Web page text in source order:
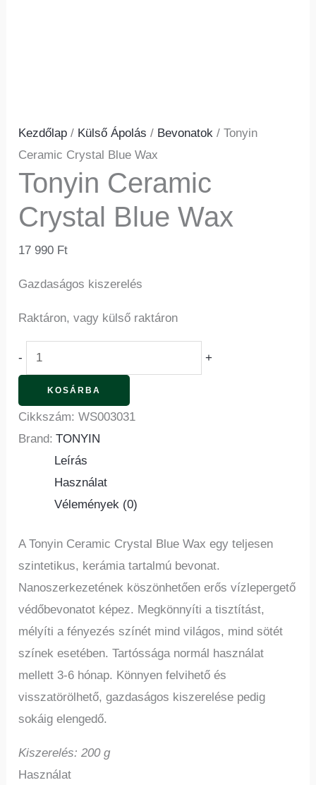
Kezdőlap / Külső Ápolás / Bevonatok / Tonyin
Ceramic Crystal Blue Wax
Tonyin Ceramic
Crystal Blue Wax
17 990 Ft
Gazdaságos kiszerelés
Raktáron, vagy külső raktáron
- +
KOSÁRBA
Cikkszám:WS003031
Brand: TONYIN
Leírás
Használat
Vélemények (0)
A Tonyin Ceramic Crystal Blue Wax egy teljesen
szintetikus, kerámia tartalmú bevonat.
Nanoszerkezetének köszönhetően erős vízlepergető
védőbevonatot képez. Megkönnyíti a tisztítást,
mélyíti a fényezés színét mind világos, mind sötét
színek esetében. Tartóssága normál használat
mellett 3-6 hónap. Könnyen felvihető és
visszatörölhető, gazdaságos kiszerelése pedig
sokáig elengedő.
Kiszerelés: 200 g
Használat